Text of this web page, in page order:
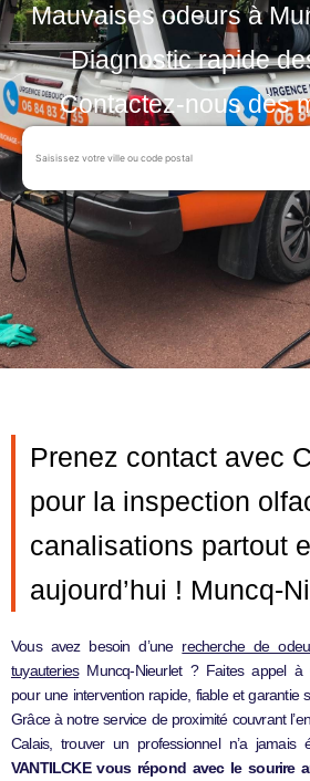
Mauvaises odeurs à
Diagnostic rapide
Contactez-nous dès
Prenez contact avec
pour la inspection
canalisations partout
aujourd’hui ! Muncq-
Vous avez besoin d’une recherche de
tuyauteriesMuncq-Nieurlet ? Faites appel à
pour une intervention rapide, fiable et garantie
Grâce à notre service de proximité couvrant
Calais, trouver un professionnel n’a jamais
VANTILCKE vous répond avec le sourire